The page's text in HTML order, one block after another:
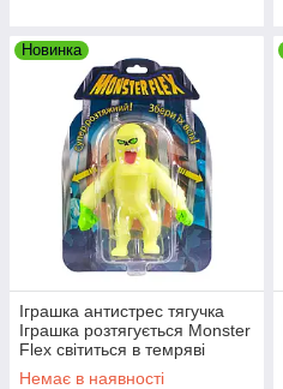
Новинка
Іграшка антистрес тягучка
Іграшка розтягується Monster
Flex світиться в темряві
"Мумія"
Немає в наявності